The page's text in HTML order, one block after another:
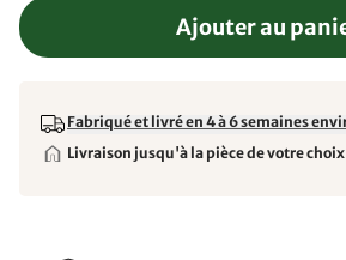
Ajouter au
Fabriqué et livré en 4 à 6 semaines
Livraison jusqu'à la pièce de votre